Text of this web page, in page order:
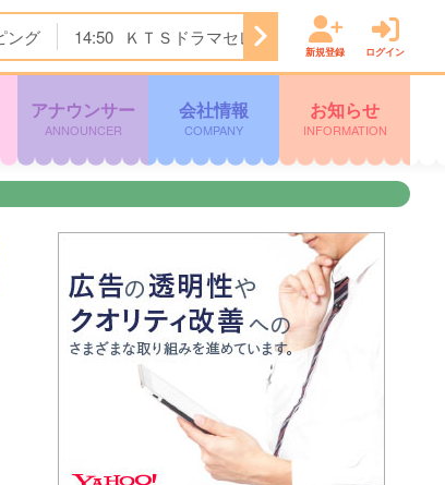
ング 14:50 ＫＴＳドラマセレクション 15:45
新規登録 ログイン
アナウンサー
ANNOUNCER
会社情報
COMPANY
お知らせ
INFORMATION